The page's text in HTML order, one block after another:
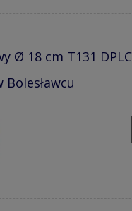
Ø 18 cm T131 DPLC